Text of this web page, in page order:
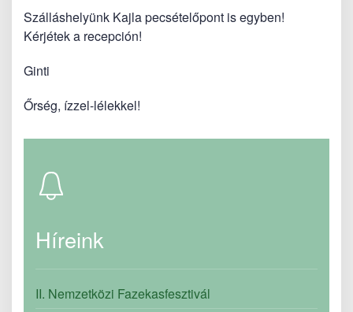
Szálláshelyünk Kajla pecsételőpont is egyben!
Kérjétek a recepción!
Ginti
Őrség, ízzel-lélekkel!
Híreink
II. Nemzetközi Fazekasfesztivál